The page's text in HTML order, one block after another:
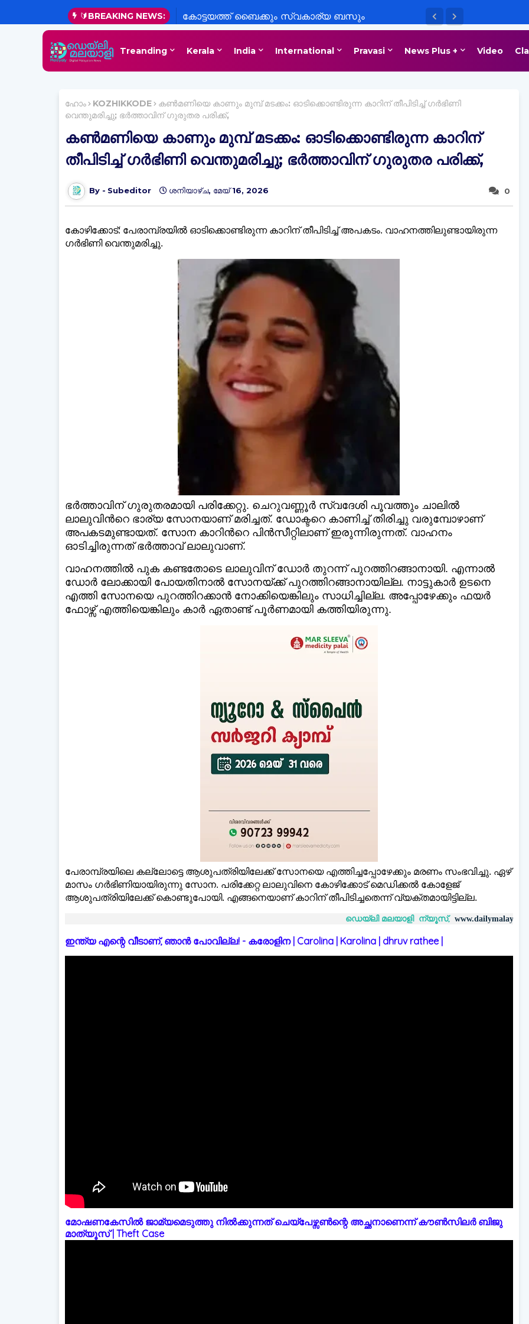
🔰BREAKING NEWS:
കോട്ടയത്ത് ബൈക്കും സ്വകാര്യ ബസും
കൂട്ടിയിടിച്ചുണ്ടായ അപകടത്തിൽ യുവതിക്ക്
ദാരുണാന്ത്യം
Treanding Kerala India International Pravasi News Plus + Video
ഹോം KOZHIKKODE
കൺമണിയെ കാണും മുമ്പ് മടക്കം: ഓടിക്കൊണ്ടിരുന്ന കാറിന് തീപിടിച്ച്‌ ഗര്‍ഭിണി
വെന്തുമരിച്ചു; ഭര്‍ത്താവിന് ഗുരുതര പരിക്ക്,
കൺമണിയെ കാണും മുമ്പ് മടക്കം: ഓടിക്കൊണ്ടിരുന്ന കാറിന്
തീപിടിച്ച്‌ ഗര്‍ഭിണി വെന്തുമരിച്ചു; ഭര്‍ത്താവിന് ഗുരുതര പരിക്ക്,
0
Subeditor ശനിയാഴ്‌ച, മേയ് 16, 2026
കോഴിക്കോട്: പേരാമ്പ്രയില്‍ ഓടിക്കൊണ്ടിരുന്ന കാറിന് തീപിടിച്ച്‌ അപകടം. വാഹനത്തിലുണ്ടായിരുന്ന
ഗര്‍ഭിണി വെന്തുമരിച്ചു.
ഭര്‍ത്താവിന് ഗുരുതരമായി പരിക്കേറ്റു. ചെറുവണ്ണൂർ സ്വദേശി പൂവത്തും ചാലില്‍
ലാലുവിന്‍റെ ഭാര്യ സോനയാണ് മരിച്ചത്. ഡോക്ടറെ കാണിച്ച്‌ തിരിച്ചു വരുമ്പോഴാണ്
അപകടമുണ്ടായത്. സോന കാറിന്‍റെ പിൻസീറ്റിലാണ് ഇരുന്നിരുന്നത്. വാഹനം
ഓടിച്ചിരുന്നത് ഭർത്താവ് ലാലുവാണ്.
വാഹനത്തില്‍ പുക കണ്ടതോടെ ലാലുവിന് ഡോർ തുറന്ന് പുറത്തിറങ്ങാനായി. എന്നാല്‍
ഡോർ ലോക്കായി പോയതിനാല്‍ സോനയ്ക്ക് പുറത്തിറങ്ങാനായില്ല. നാട്ടുകാർ ഉടനെ
എത്തി സോനയെ പുറത്തിറക്കാൻ നോക്കിയെങ്കിലും സാധിച്ചില്ല. അപ്പോഴേക്കും ഫയർ
ഫോഴ്സ് എത്തിയെങ്കിലും കാർ ഏതാണ്ട് പൂർണമായി കത്തിയിരുന്നു.
പേരാമ്പ്രയിലെ കല്ലോട്ടെ ആശുപത്രിയിലേക്ക് സോനയെ എത്തിച്ചപ്പോഴേക്കും മരണം സംഭവിച്ചു. ഏഴ്
മാസം ഗർഭിണിയായിരുന്നു സോന. പരിക്കേറ്റ ലാലുവിനെ കോഴിക്കോട് മെഡിക്കല്‍ കോളേജ്
ആശുപത്രിയിലേക്ക് കൊണ്ടുപോയി. എങ്ങനെയാണ് കാറിന് തീപിടിച്ചതെന്ന് വ്യക്തമായിട്ടില്ല.
ഡെയ്‌ലി മലയാളി ന്യൂസ്, www.dailymalayaly.com
ഇന്ത്യ എന്റെ വീടാണ്, ഞാൻ പോവില്ല! - കരോളിന | Carolina | Karolina | dhruv rathee |
മോഷണകേസിൽ ജാമ്യമെടുത്തു നിൽക്കുന്നത് ചെയ്പേഴ്സൺന്റെ അച്ഛനാണെന്ന് കൗൺസിലർ ബിജു
മാത്യൂസ് | Theft Case
ഡെയ്‌ലി മലയാളി ന്യൂസ്, www.dailymalayaly.com